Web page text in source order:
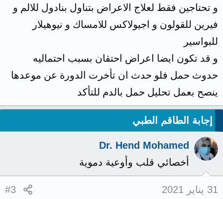
و تحتاجين فقط لعلاج الاعراض بتناول بنادول للالم و
فيرين للقولون و اجيولاكس للامساك و نيوهيلار
للبواسير
و قد تكون ايضا اعراض احتقان بسبب احتماليه
حدوث حمل فلو حدث ان تأخرت الدورة عن موعدها
ينصح بعمل تحليل حمل بالدم للتأكد
إجابة الطاقم الطبي
Dr. Hend Mohamed
أخصائي قلب وأوعية دموية
31 يناير 2021 #3